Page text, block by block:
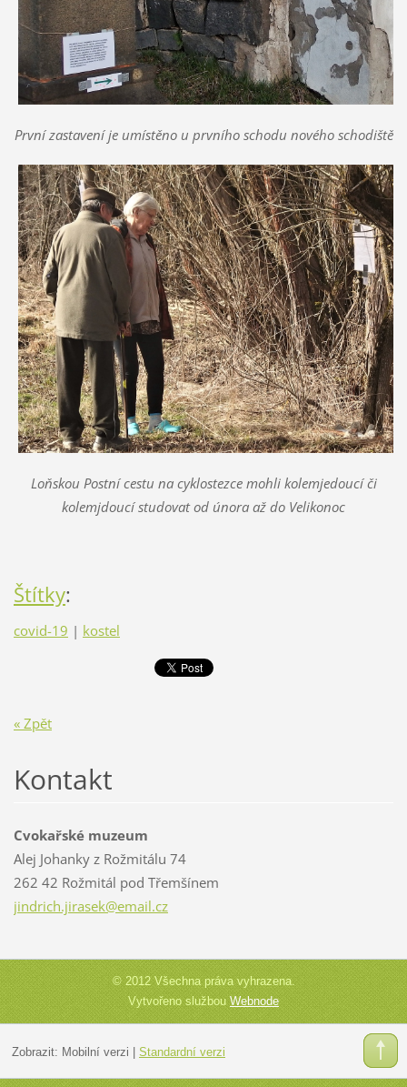
První zastavení je umístěno u prvního schodu nového schodiště
Loňskou Postní cestu na cyklostezce mohli kolemjedoucí či
kolemjdoucí studovat od února až do Velikonoc
Štítky:
covid-19 | kostel
« Zpět
Kontakt
Cvokařské muzeum
Alej Johanky z Rožmitálu 74
262 42 Rožmitál pod Třemšínem
jindrich.jirasek@email.cz
© 2012 Všechna práva vyhrazena.
Vytvořeno službouWebnode
Zobrazit: Mobilní verzi | Standardní verzi